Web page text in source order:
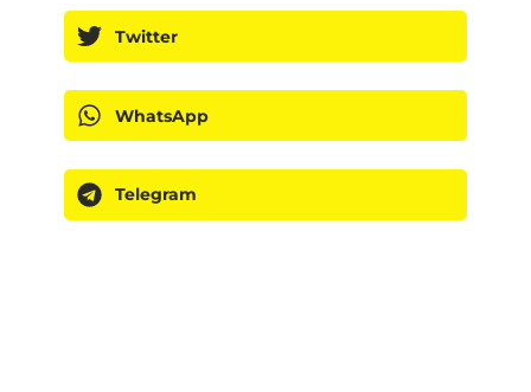
Twitter
WhatsApp
Telegram